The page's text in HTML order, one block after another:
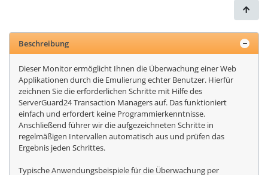
Beschreibung
Dieser Monitor ermöglicht Ihnen die Überwachung einer Web
Applikationen durch die Emulierung echter Benutzer. Hierfür
zeichnen Sie die erforderlichen Schritte mit Hilfe des
ServerGuard24 Transaction Managers auf. Das funktioniert
einfach und erfordert keine Programmierkenntnisse.
Anschließend führer wir die aufgezeichneten Schritte in
regelmäßigen Intervallen automatisch aus und prüfen das
Ergebnis jeden Schrittes.
Typische Anwendungsbeispiele für die Überwachung per